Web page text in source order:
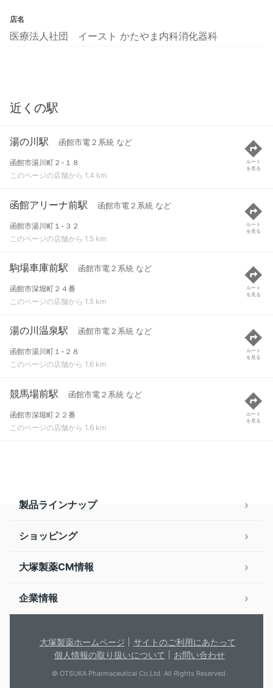
店名
医療法人社団 イースト かたやま内科消化器科
近くの駅
湯の川駅 函館市電２系統 など
函館市湯川町２-１８
このページの店舗から 1.4 km
ルート
を見る
函館アリーナ前駅 函館市電２系統 など
函館市湯川町１-３２
このページの店舗から 1.5 km
ルート
を見る
駒場車庫前駅 函館市電２系統 など
函館市深堀町２４番
このページの店舗から 1.5 km
ルート
を見る
湯の川温泉駅 函館市電２系統 など
函館市湯川町１-２８
このページの店舗から 1.6 km
ルート
を見る
競馬場前駅 函館市電２系統 など
函館市深堀町２２番
このページの店舗から 1.6 km
ルート
を見る
製品ラインナップ
ショッピング
大塚製薬CM情報
企業情報
大塚製薬ホームページ
サイトのご利用にあたって
個人情報の取り扱いについて
お問い合わせ
© OTSUKA Pharmaceutical Co.Ltd. All Rights Reserved.